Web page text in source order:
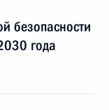
безопасности
года